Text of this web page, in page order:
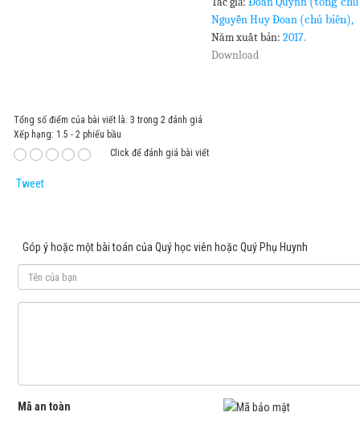
Nguyễn Huy Đoan (chủ biên),
Năm xuất bản: 2017.
Download
Tổng số điểm của bài viết là: 3 trong 2 đánh giá
Xếp hạng: 1.5 - 2 phiếu bầu
Click để đánh giá bài viết
Tweet
Góp ý hoặc một bài toán của Quý học viên hoặc Quý Phụ Huynh
Mã an toàn